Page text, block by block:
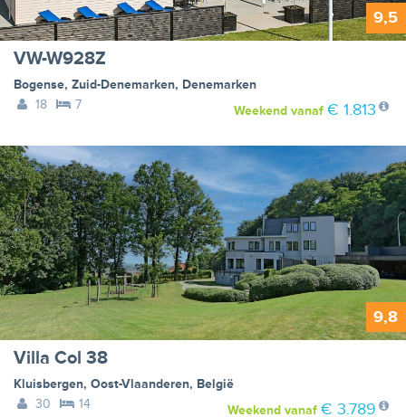
9,5
VW-W928Z
Bogense, Zuid-Denemarken, Denemarken
18
7 Weekendvanaf € 1.813
9,8
Villa Col 38
Kluisbergen, Oost-Vlaanderen, België
30
14 Weekendvanaf € 3.789